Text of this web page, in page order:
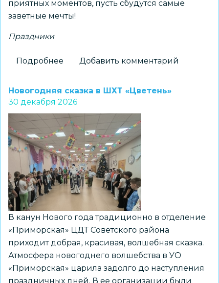
приятных моментов, пусть сбудутся самые
заветные мечты!
Праздники
Подробнее
год
в
ШРТР
«Умка»
Добавить комментарий
Новогодняя сказка в ШХТ «Цветень»
30 декабря 2026
В канун Нового года традиционно в отделение
«Приморская» ЦДТ Советского района
приходит добрая, красивая, волшебная сказка.
Атмосфера новогоднего волшебства в УО
«Приморская» царила задолго до наступления
праздничных дней. В ее организации были